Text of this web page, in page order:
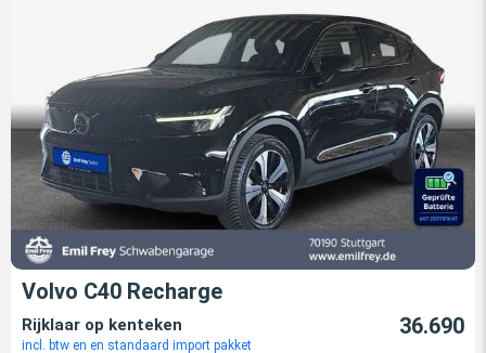
Volvo C40 Recharge
Rijklaar op kenteken
incl. btw en en standaard import pakket
36.690